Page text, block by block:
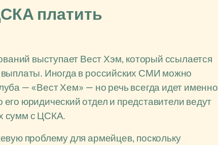
платить
выступает Вест Хэм, который ссылается
Иногда в российских СМИ можно
— «Вест Хем» — но речь всегда идет именно
юридический отдел и представители ведут
сумм с ЦСКА.
проблему для армейцев, поскольку